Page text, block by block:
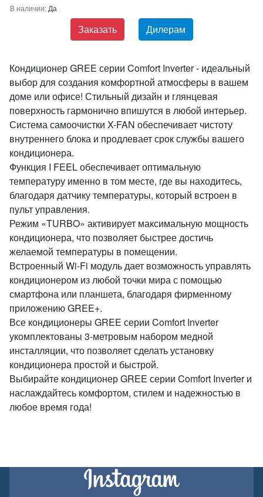
В наличии: Да
Заказать Дилерам
Кондиционер GREE серии Comfort Inverter - идеальный
выбор для создания комфортной атмосферы в вашем
доме или офисе! Стильный дизайн и глянцевая
поверхность гармонично впишутся в любой интерьер.
Система самоочистки X-FAN обеспечивает чистоту
внутреннего блока и продлевает срок службы вашего
кондиционера.
Функция I FEEL обеспечивает оптимальную
температуру именно в том месте, где вы находитесь,
благодаря датчику температуры, который встроен в
пульт управления.
Режим «TURBO» активирует максимальную мощность
кондиционера, что позволяет быстрее достичь
желаемой температуры в помещении.
Встроенный Wi-Fi модуль дает возможность управлять
кондиционером из любой точки мира с помощью
смартфона или планшета, благодаря фирменному
приложению GREE+.
Все кондиционеры GREE серии Comfort Inverter
укомплектованы 3-метровым набором медной
инсталляции, что позволяет сделать установку
кондиционера простой и быстрой.
Выбирайте кондиционер GREE серии Comfort Inverter и
наслаждайтесь комфортом, стилем и надежностью в
любое время года!